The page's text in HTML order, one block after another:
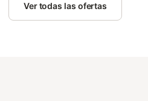
Ver todas las ofertas